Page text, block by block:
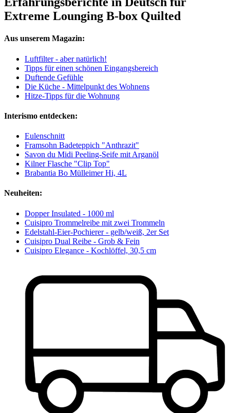
Extreme Lounging B-box Quilted
Aus unserem Magazin:
Luftfilter - aber natürlich!
Tipps für einen schönen Eingangsbereich
Duftende Gefühle
Die Küche - Mittelpunkt des Wohnens
Hitze-Tipps für die Wohnung
Interismo entdecken:
Eulenschnitt
Framsohn Badeteppich "Anthrazit"
Savon du Midi Peeling-Seife mit Arganöl
Kilner Flasche "Clip Top"
Brabantia Bo Mülleimer Hi, 4L
Neuheiten:
Dopper Insulated - 1000 ml
Cuisipro Trommelreibe mit zwei Trommeln
Edelstahl-Eier-Pochierer - gelb/weiß, 2er Set
Cuisipro Dual Reibe - Grob & Fein
Cuisipro Elegance - Kochlöffel, 30,5 cm